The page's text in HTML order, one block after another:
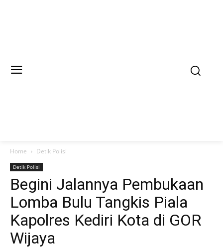
Home Detik Polisi
Detik Polisi
Begini Jalannya Pembukaan
Lomba Bulu Tangkis Piala
Kapolres Kediri Kota di GOR
Wijaya